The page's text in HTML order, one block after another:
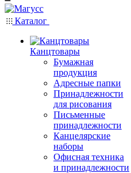
Каталог
Канцтовары
Бумажная
продукция
Адресные папки
Принадлежности
для рисования
Письменные
принадлежности
Канцелярские
наборы
Офисная техника
и принадлежности